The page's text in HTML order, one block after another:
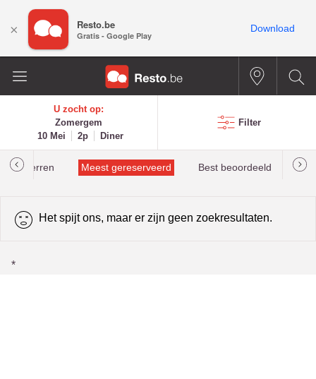
U zocht op:
Zomergem
10 Mei
2p Diner
Filter
Meest gereserveerd Best beoordeeld
Het spijt ons, maar er zijn geen zoekresultaten.
*
× Resto.be
Gratis - Google Play
Download